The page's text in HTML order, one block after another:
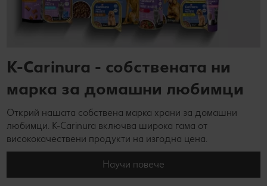
K-Carinura - собствената ни
марка за домашни любимци
Открий нашата собствена марка храни за домашни
любимци. K-Carinura включва широка гама от
висококачествени продукти на изгодна цена.
Научи повече